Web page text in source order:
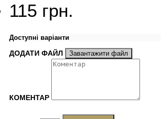
115 грн.
Доступні варіанти
ДОДАТИ ФАЙЛ Завантажити файл
КОМЕНТАР